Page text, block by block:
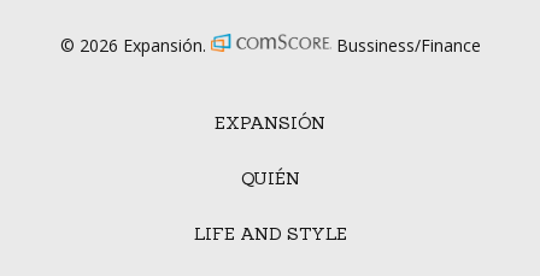
EXPANSIÓN
QUIÉN
LIFE AND STYLE
© 2026 Expansión. Bussiness/Finance